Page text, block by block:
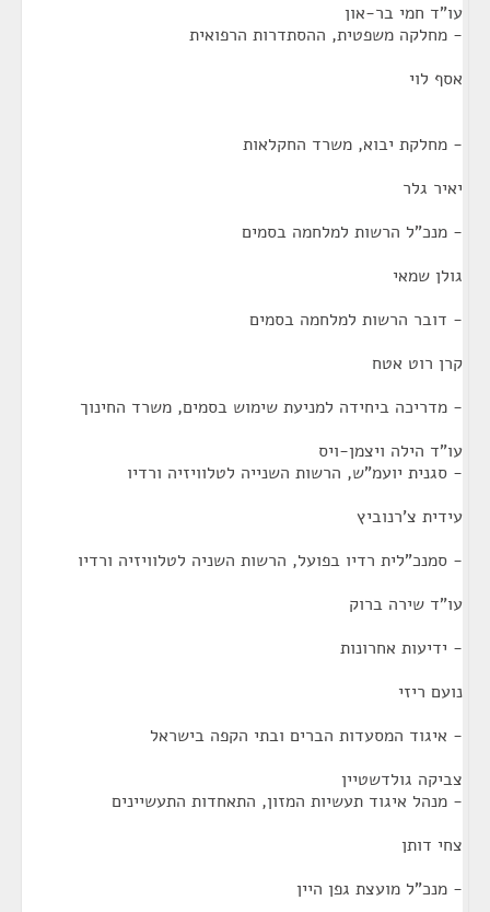
עו"ד חמי בר-און
- מחלקה משפטית, ההסתדרות הרפואית
אסף לוי
- מחלקת יבוא, משרד החקלאות
יאיר גלר
- מנכ"ל הרשות למלחמה בסמים
גולן שמאי
- דובר הרשות למלחמה בסמים
קרן רוט אטח
- מדריכה ביחידה למניעת שימוש בסמים, משרד החינוך
עו"ד הילה ויצמן-ויס
- סגנית יועמ"ש, הרשות השנייה לטלוויזיה ורדיו
עידית צ'רנוביץ
- סמנכ"לית רדיו בפועל, הרשות השניה לטלוויזיה ורדיו
עו"ד שירה ברוק
- ידיעות אחרונות
נועם ריזי
- איגוד המסעדות הברים ובתי הקפה בישראל
צביקה גולדשטיין
- מנהל איגוד תעשיות המזון, התאחדות התעשיינים
צחי דותן
- מנכ"ל מועצת גפן היין